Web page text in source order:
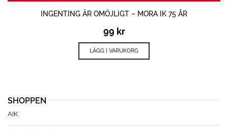
INGENTING ÄR OMÖJLIGT – MORA IK 75 ÅR
99 kr
LÄGG I VARUKORG
SHOPPEN
AIK